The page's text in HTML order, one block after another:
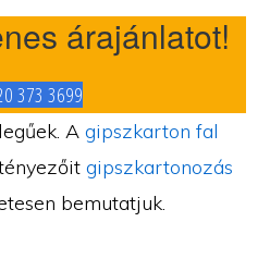
árajánlatot!
373 3699
Agipszkarton fal
gipszkartonozás
bemutatjuk.